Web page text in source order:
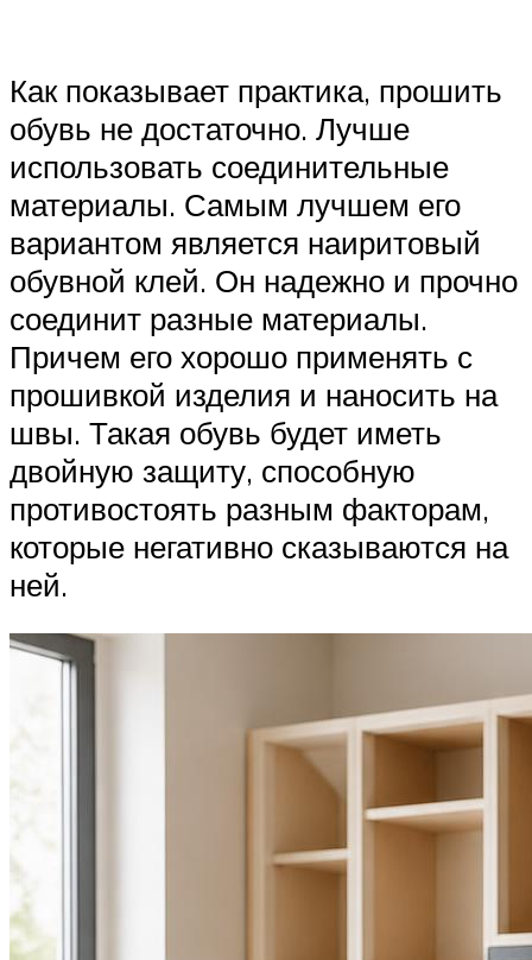
Как показывает практика, прошить
обувь не достаточно. Лучше
использовать соединительные
материалы. Самым лучшем его
вариантом является наиритовый
обувной клей. Он надежно и прочно
соединит разные материалы.
Причем его хорошо применять с
прошивкой изделия и наносить на
швы. Такая обувь будет иметь
двойную защиту, способную
противостоять разным факторам,
которые негативно сказываются на
ней.